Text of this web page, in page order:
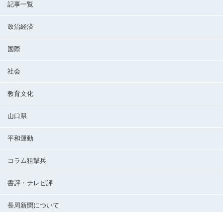
記事一覧
政治経済
国際
社会
教育文化
山口県
平和運動
コラム狙撃兵
書評・テレビ評
長周新聞について